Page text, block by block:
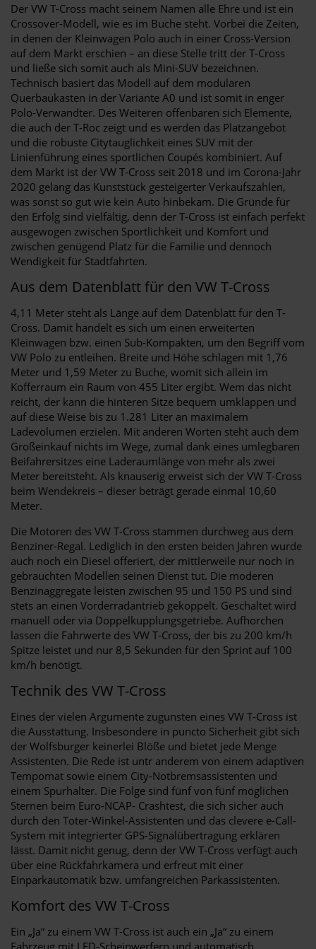
Der VW T-Cross macht seinem Namen alle Ehre und ist ein
Crossover-Modell, wie es im Buche steht. Vorbei die Zeiten,
in denen der Kleinwagen Polo auch in einer Cross-Version
auf dem Markt erschien – an diese Stelle tritt der T-Cross
und ließe sich somit auch als Mini-SUV bezeichnen.
Technisch basiert das Modell auf dem modularen
Querbaukasten in der Variante A0 und ist somit in enger
Polo-Verwandter. Des Weiteren offenbaren sich Elemente,
die auch der T-Roc zeigt und es werden das Platzangebot
und die robuste Citytauglichkeit eines SUV mit der
Linienführung eines sportlichen Coupés kombiniert. Auf
dem Markt ist der VW T-Cross seit 2018 und im Corona-Jahr
2020 gelang das Kunststück gesteigerter Verkaufszahlen,
was sonst so gut wie kein Auto hinbekam. Die Gründe für
den Erfolg sind vielfältig, denn der T-Cross ist einfach perfekt
ausgewogen zwischen Sportlichkeit und Komfort und
zwischen genügend Platz für die Familie und dennoch
Wendigkeit für Stadtfahrten.
Aus dem Datenblatt für den VW T-Cross
4,11 Meter steht als Länge auf dem Datenblatt für den T-
Cross. Damit handelt es sich um einen erweiterten
Kleinwagen bzw. einen Sub-Kompakten, um den Begriff vom
VW Polo zu entleihen. Breite und Höhe schlagen mit 1,76
Meter und 1,59 Meter zu Buche, womit sich allein im
Kofferraum ein Raum von 455 Liter ergibt. Wem das nicht
reicht, der kann die hinteren Sitze bequem umklappen und
auf diese Weise bis zu 1.281 Liter an maximalem
Ladevolumen erzielen. Mit anderen Worten steht auch dem
Großeinkauf nichts im Wege, zumal dank eines umlegbaren
Beifahrersitzes eine Laderaumlänge von mehr als zwei
Meter bereitsteht. Als knauserig erweist sich der VW T-Cross
beim Wendekreis – dieser beträgt gerade einmal 10,60
Meter.
Die Motoren des VW T-Cross stammen durchweg aus dem
Benziner-Regal. Lediglich in den ersten beiden Jahren wurde
auch noch ein Diesel offeriert, der mittlerweile nur noch in
gebrauchten Modellen seinen Dienst tut. Die moderen
Benzinaggregate leisten zwischen 95 und 150 PS und sind
stets an einen Vorderradantrieb gekoppelt. Geschaltet wird
manuell oder via Doppelkupplungsgetriebe. Aufhorchen
lassen die Fahrwerte des VW T-Cross, der bis zu 200 km/h
Spitze leistet und nur 8,5 Sekunden für den Sprint auf 100
km/h benötigt.
Technik des VW T-Cross
Eines der vielen Argumente zugunsten eines VW T-Cross ist
die Ausstattung. Insbesondere in puncto Sicherheit gibt sich
der Wolfsburger keinerlei Blöße und bietet jede Menge
Assistenten. Die Rede ist untr anderem von einem adaptiven
Tempomat sowie einem City-Notbremsassistenten und
einem Spurhalter. Die Folge sind fünf von fünf möglichen
Sternen beim Euro-NCAP- Crashtest, die sich sicher auch
durch den Toter-Winkel-Assistenten und das clevere e-Call-
System mit integrierter GPS-Signalübertragung erklären
lässt. Damit nicht genug, denn der VW T-Cross verfügt auch
über eine Rückfahrkamera und erfreut mit einer
Einparkautomatik bzw. umfangreichen Parkassistenten.
Komfort des VW T-Cross
Ein „Ja“ zu einem VW T-Cross ist auch ein „Ja“ zu einem
Fahrzeug mit LED-Scheinwerfern und automatisch